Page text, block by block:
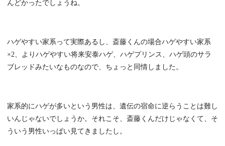
んどかったでしょうね。
ハゲやすい家系って実際あるし、斎藤くんの場合ハゲやすい家系
×2、よりハゲやすい将来安泰ハゲ、ハゲプリンス、ハゲ頭のサラ
ブレッドみたいなものなので、ちょっと同情しました。
家系的にハゲが多いという男性は、遺伝の宿命に逆らうことは難し
いんじゃないでしょうか。それこそ、斎藤くんだけじゃなくて、そ
ういう男性いっぱい見てきましたし。